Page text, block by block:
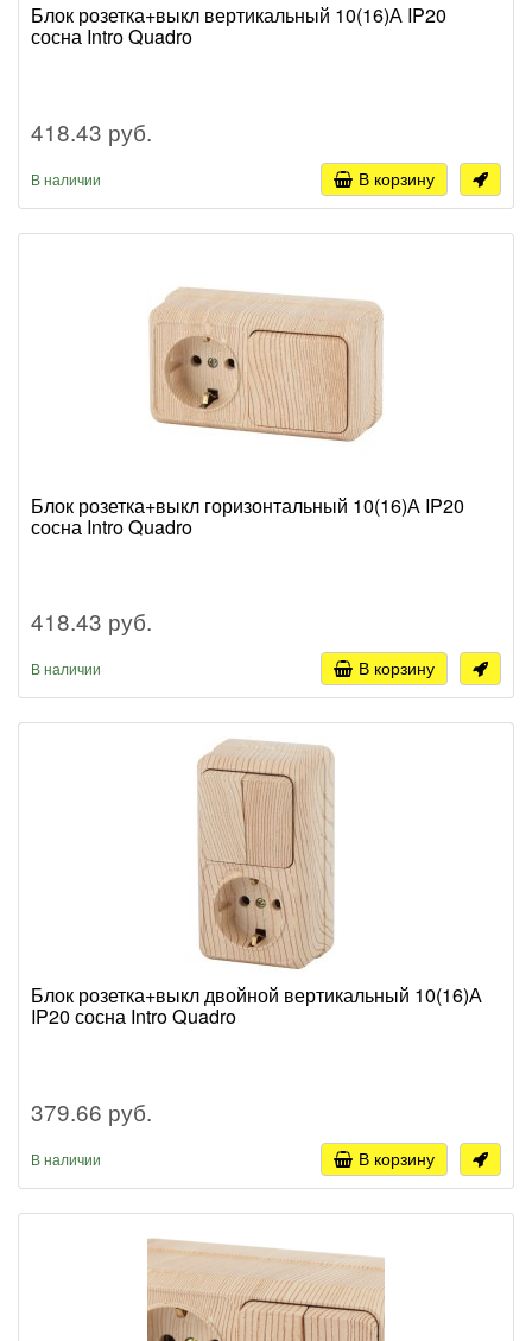
Блок розетка+выкл вертикальный 10(16)А IP20
сосна Intro Quadro
418.43 руб.
В наличии В корзину
Блок розетка+выкл горизонтальный 10(16)А IP20
сосна Intro Quadro
418.43 руб.
В наличии В корзину
Блок розетка+выкл двойной вертикальный 10(16)А
IP20 сосна Intro Quadro
379.66 руб.
В наличии В корзину